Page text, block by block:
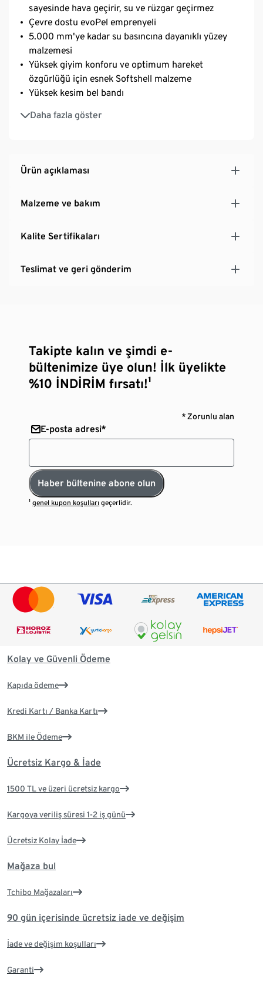
sayesinde hava geçirir, su ve rüzgar geçirmez
Çevre dostu evoPel emprenyeli
5.000 mm'ye kadar su basıncına dayanıklı yüzey
malzemesi
Yüksek giyim konforu ve optimum hareket
özgürlüğü için esnek Softshell malzeme
Yüksek kesim bel bandı
Daha fazla göster
Cırt cırt sayesinde genişliği ayarlanabilir bel bandı
Gizli fermuar, 1 kanca ve cırt cırtlı kapatma
Önceden biçimlendirilmiş dizler
Ürün açıklaması
Malzeme ve bakım
Kalite Sertifikaları
Teslimat ve geri gönderim
Takipte kalın ve şimdi e-
bültenimize üye olun! İlk üyelikte
%10 İNDİRİM fırsatı!¹
* Zorunlu alan
E-posta adresi*
Haber bültenine abone olun
¹genel kupon koşulları geçerlidir.
Kolay ve Güvenli Ödeme
Kapıda ödeme
Kredi Kartı / Banka Kartı
BKM ile Ödeme
Ücretsiz Kargo & İade
1500 TL ve üzeri ücretsiz kargo
Kargoya veriliş süresi 1-2 iş günü
Ücretsiz Kolay İade
Mağaza bul
Tchibo Mağazaları
90 gün içerisinde ücretsiz iade ve değişim
İade ve değişim koşulları
Garanti